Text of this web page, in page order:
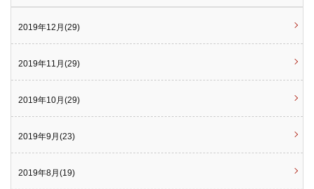
2019年12月(29)
2019年11月(29)
2019年10月(29)
2019年9月(23)
2019年8月(19)